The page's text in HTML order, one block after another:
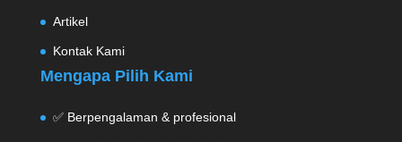
Artikel
Kontak Kami
Mengapa Pilih Kami
✅ Berpengalaman & profesional